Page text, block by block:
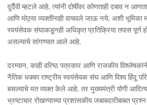
दुर्दैवी म्हटले आहे. त्यांनी दोषींवर कोणताही दबाव न आणता
आणि मोठ्या व्यक्तींनाही वाचवले जाऊ नये, अशी भूमिका
स्वयंसेवक संघाकडूनही अधिकृत प्रतिक्रिया तपास पूर्ण
असल्याचे सांगण्यात आले आहे.
दरम्यान, काही वरिष्ठ पत्रकार आणि राजकीय
नैतिक धक्का राष्ट्रीय स्वयंसेवक संघ आणि विश्व हिंदू
बसल्याचे मत व्यक्त केले आहे. तर मुख्यमंत्री योगी
भ्रष्टाचार रोखण्याच्या प्रशासकीय जबाबदारीबाबत